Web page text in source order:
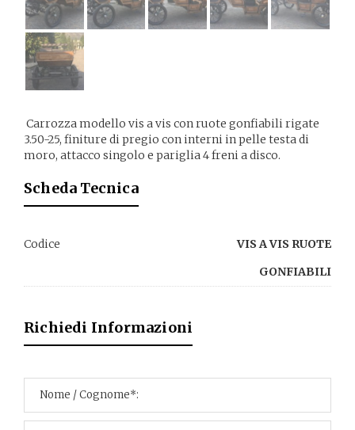
Carrozza modello vis a vis con ruote gonfiabili rigate
3.50-25, finiture di pregio con interni in pelle testa di
moro, attacco singolo e pariglia 4 freni a disco.
Scheda Tecnica
Codice
VIS A VIS RUOTE
GONFIABILI
Richiedi Informazioni